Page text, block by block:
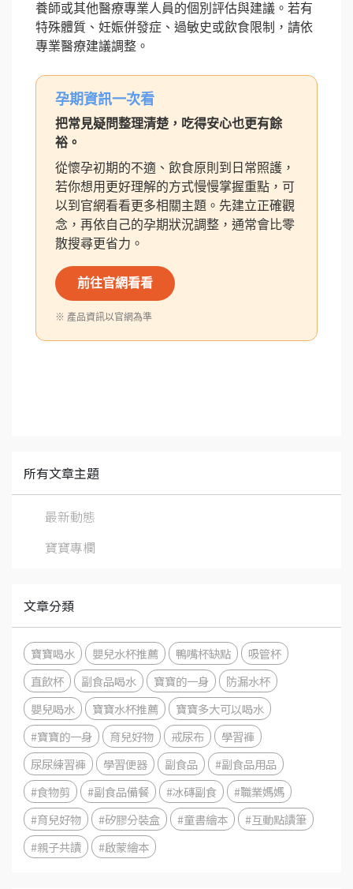
養師或其他醫療專業人員的個別評估與建議。若有
特殊體質、妊娠併發症、過敏史或飲食限制，請依
專業醫療建議調整。
孕期資訊一次看
把常見疑問整理清楚，吃得安心也更有餘
裕。
從懷孕初期的不適、飲食原則到日常照護，
若你想用更好理解的方式慢慢掌握重點，可
以到官網看看更多相關主題。先建立正確觀
念，再依自己的孕期狀況調整，通常會比零
散搜尋更省力。
前往官網看看
※ 產品資訊以官網為準
所有文章主題
最新動態
寶寶專欄
文章分類
寶寶喝水 嬰兒水杯推薦 鴨嘴杯缺點
吸管杯
直飲杯
副食品喝水 寶寶的一身
防漏水杯
嬰兒喝水
寶寶水杯推薦
寶寶多大可以喝水
#寶寶的一身
育兒好物 戒尿布
學習褲
尿尿練習褲
學習便器 副食品
#副食品用品
#食物剪
#副食品備餐 #冰磚副食
#職業媽媽
#育兒好物
#矽膠分裝盒 #童書繪本
#互動點讀筆
#親子共讀
#啟蒙繪本